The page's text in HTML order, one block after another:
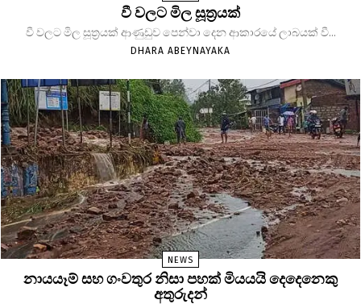
වී වලට මිල සූත්‍රයක්
වී වලට මිල සූත්‍රයක් ආණුඩුව පෙන්වා දෙන ආකාරයේ ලාබයක් වී...
DHARA ABEYNAYAKA
NEWS
නායයෑම් සහ ගංවතුර නිසා පහක් මියයයි දෙදෙනෙකු
අතුරුදන්